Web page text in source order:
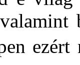
ezért